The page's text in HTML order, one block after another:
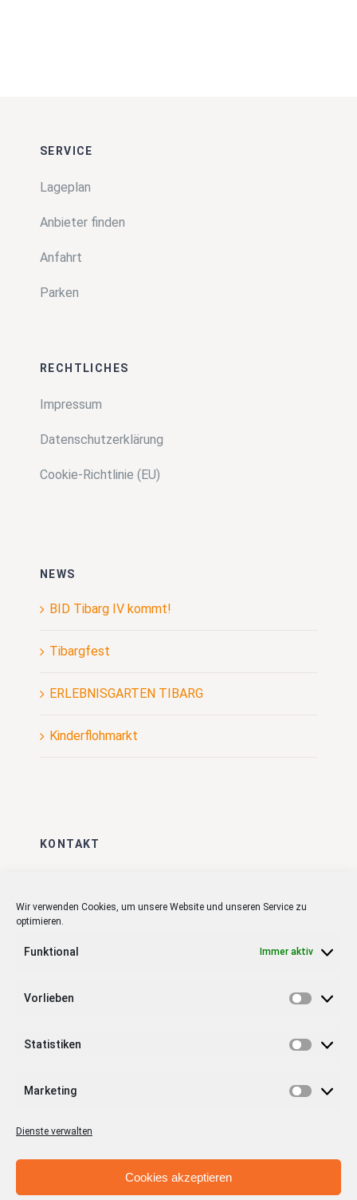
Wir verwenden Cookies, um unsere Website und unseren Service zu
optimieren.
Funktional Immer aktiv
Vorlieben
Statistiken
Marketing
Dienste verwalten
Cookies akzeptieren
SERVICE
Lageplan
Anbieter finden
Anfahrt
Parken
RECHTLICHES
Impressum
Datenschutzerklärung
Cookie-Richtlinie (EU)
NEWS
BID Tibarg IV kommt!
Tibargfest
ERLEBNISGARTEN TIBARG
Kinderflohmarkt
KONTAKT
Standortmanagement BID GmbH
Tibarg 21 | 22459 Hamburg
info@tibarg.de
Follow us on